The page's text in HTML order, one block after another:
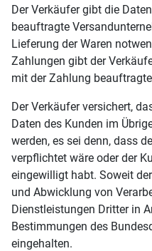
Der Verkäufer gibt die
beauftragte
Lieferung der Waren
Zahlungen gibt der
mit der Zahlung
Der Verkäufer versichert,
Daten des Kunden im
werden, es sei denn, dass
verpflichtet wäre oder der
eingewilligt habt. Soweit
und Abwicklung von
Dienstleistungen Dritter in
Bestimmungen des
eingehalten.